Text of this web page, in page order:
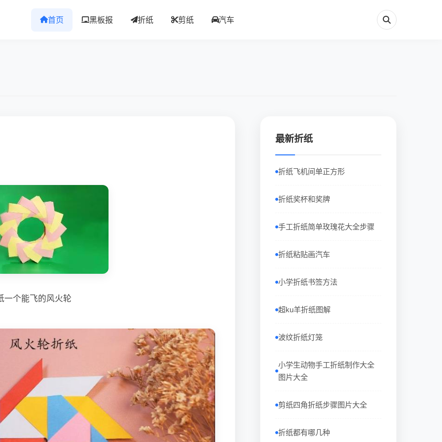
首页 黑板报 折纸 剪纸 汽车
一个能飞的风火轮
最新折纸
折纸飞机间单正方形
折纸奖杯和奖牌
手工折纸简单玫瑰花大全步骤
折纸粘贴画汽车
小学折纸书签方法
超ku羊折纸图解
波纹折纸灯笼
小学生动物手工折纸制作大全
图片大全
剪纸四角折纸步骤图片大全
折纸都有哪几种